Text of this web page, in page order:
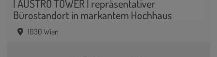
| AUSTRO TOWER | repräsentativer
Bürostandort in markantem Hochhaus
1030 Wien